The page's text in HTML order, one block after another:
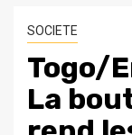
SOCIETE
Togo/
La